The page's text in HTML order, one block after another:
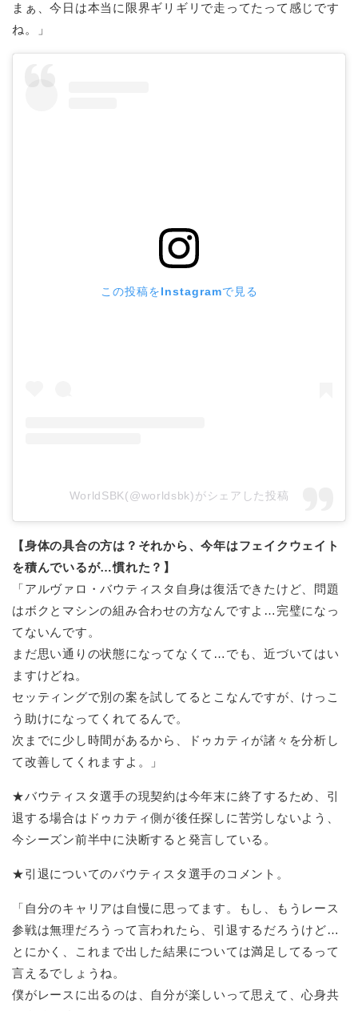
まぁ、今日は本当に限界ギリギリで走ってたって感じです
ね。」
この投稿をInstagramで見る
WorldSBK(@worldsbk)がシェアした投稿
【身体の具合の方は？それから、今年はフェイクウェイト
を積んでいるが…慣れた？】
「アルヴァロ・バウティスタ自身は復活できたけど、問題
はボクとマシンの組み合わせの方なんですよ…完璧になっ
てないんです。
まだ思い通りの状態になってなくて…でも、近づいてはい
ますけどね。
セッティングで別の案を試してるとこなんですが、けっこ
う助けになってくれてるんで。
次までに少し時間があるから、ドゥカティが諸々を分析し
て改善してくれますよ。」
★バウティスタ選手の現契約は今年末に終了するため、引
退する場合はドゥカティ側が後任探しに苦労しないよう、
今シーズン前半中に決断すると発言している。
★引退についてのバウティスタ選手のコメント。
「自分のキャリアは自慢に思ってます。もし、もうレース
参戦は無理だろうって言われたら、引退するだろうけど…
とにかく、これまで出した結果については満足してるって
言えるでしょうね。
僕がレースに出るのは、自分が楽しいって思えて、心身共